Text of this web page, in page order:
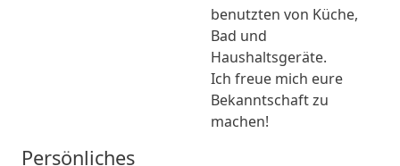
benutzten von Küche,
Bad und
Haushaltsgeräte.
Ich freue mich eure
Bekanntschaft zu
machen!
Persönliches